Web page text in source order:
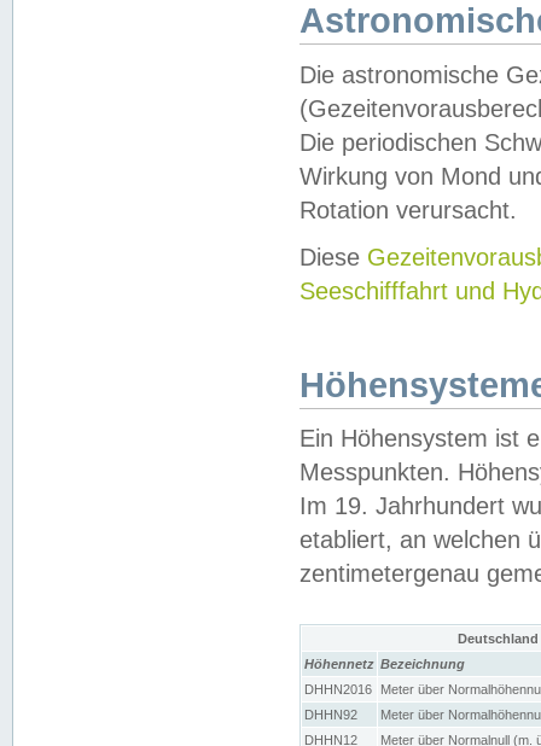
Die astronomische
Die periodischen
Wirkung von Mond
Rotation verursacht.
Diese
Seeschifffahrt und
Ein Höhensystem ist
Messpunkten.
Im 19. Jahrhundert
etabliert, an welchen
zentimetergenau
Höhennetz Bezeichnung
DHHN2016
Meter über
DHHN92
Meter über
DHHN12
Meter über Normalnull (m.